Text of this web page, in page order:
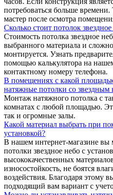
потребоваться больше
мастер после осмотра
Сколько стоит потолок
Стоимость потолка звездное
выбранного материала и
монтируется. Узнать
помощью калькулятора на
контактному номеру телефона.
В помещениях с какой
натяжные потолки со звездным
Монтаж натяжного потолка с
комнатах с любой площадью.
так и огромные залы.
Какой материал выбрать при
установкой?
В нашем интернет-магазине вы
потолки звездное небо с
высококачественных
износостойкость, не боятся
воздействия. Благодаря этому
подходящий вам вариант с